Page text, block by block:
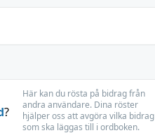
?
Här kan du rösta på bidrag från
andra användare. Dina röster
hjälper oss att avgöra vilka bidrag
som ska läggas till i ordboken.